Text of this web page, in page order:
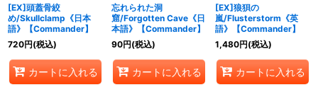
[EX]頭蓋骨絞
め/Skullclamp《日本
語》【Commander】
720円(税込)
カートに入れる
忘れられた洞
窟/Forgotten Cave《日
本語》【Commander】
90円(税込)
カートに入れる
[EX]狼狽の
嵐/Flusterstorm《英
語》【Commander】
1,480円(税込)
カートに入れる